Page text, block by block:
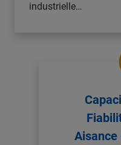
industrielle…